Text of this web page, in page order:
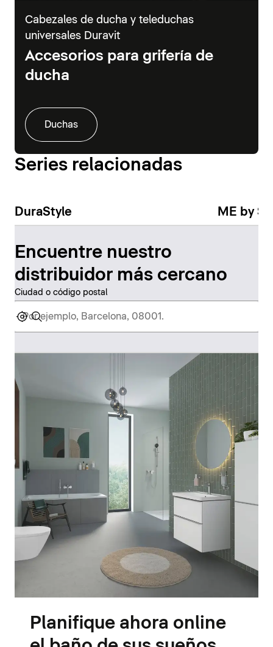
Cabezales de ducha y teleduchas
universales Duravit
Accesorios para grifería de
ducha
Duchas
Series relacionadas
DuraStyle ME by
Encuentre nuestro
distribuidor más cercano
Ciudad o código postal
Planifique ahora online